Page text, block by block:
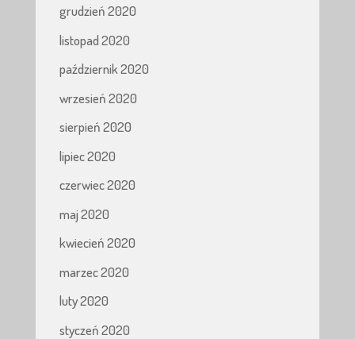
grudzień 2020
listopad 2020
październik 2020
wrzesień 2020
sierpień 2020
lipiec 2020
czerwiec 2020
maj 2020
kwiecień 2020
marzec 2020
luty 2020
styczeń 2020